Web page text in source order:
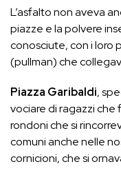
L’asfalto non aveva
piazze e la polvere
conosciute, con i loro
(pullman) che
Piazza Garibaldi,
vociare di ragazzi che
rondoni che si
comuni anche nelle
cornicioni, che si